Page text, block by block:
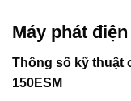
Máy phát
Thông số kỹ thuật
150ESM